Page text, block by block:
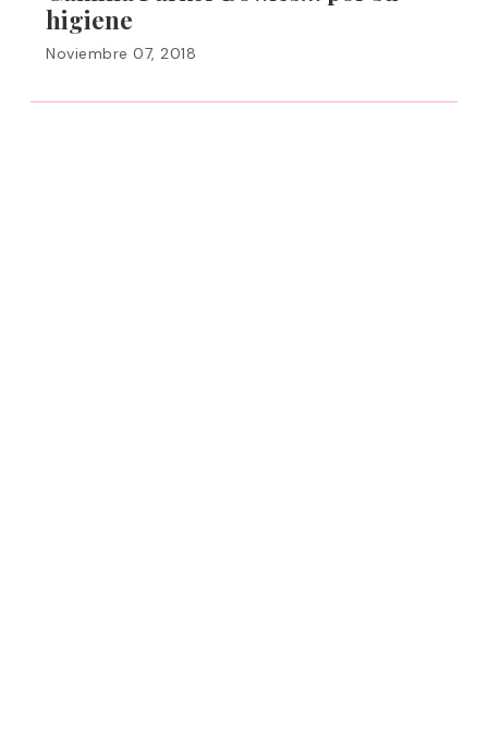
higiene
Noviembre 07, 2018